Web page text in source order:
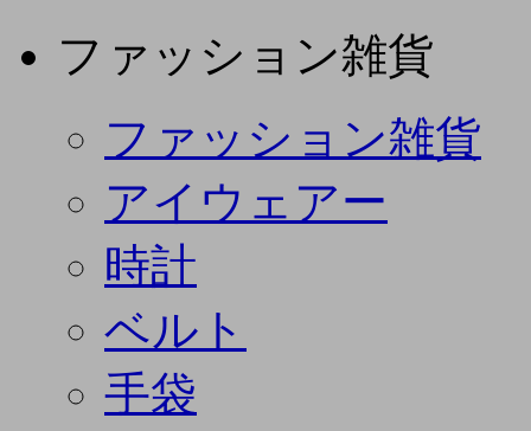
ファッション雑貨
ファッション雑貨
アイウェアー
時計
ベルト
手袋